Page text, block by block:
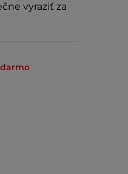
vyraziť za